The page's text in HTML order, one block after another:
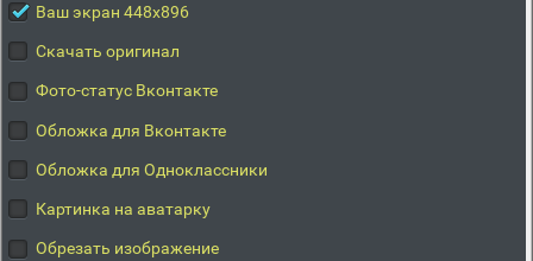
Ваш экран 448x896
Скачать оригинал
Фото-статус Вконтакте
Обложка для Вконтакте
Обложка для Одноклассники
Картинка на аватарку
Обрезать изображение